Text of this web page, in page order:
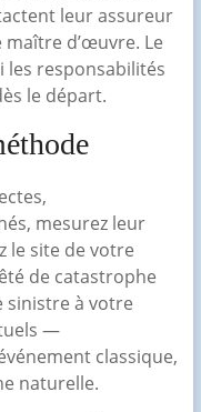
leur assureur
d’œuvre. Le
les responsabilités
le départ.
mesurez leur
le site de votre
de catastrophe
sinistre à votre
—
classique,
naturelle.